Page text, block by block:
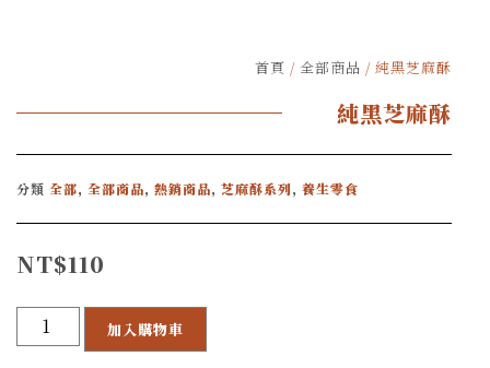
首頁 / 全部商品 / 純黑芝麻酥
純黑芝麻酥
分類 全部, 全部商品, 熱銷商品, 芝麻酥系列, 養生零食
NT$110
加入購物車